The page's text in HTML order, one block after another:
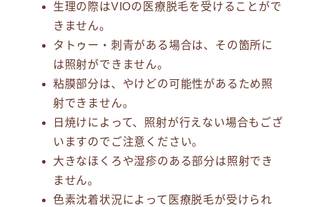
生理の際はVIOの医療脱毛を受けることがで
きません。
タトゥー・刺青がある場合は、その箇所に
は照射ができません。
粘膜部分は、やけどの可能性があるため照
射できません。
日焼けによって、照射が行えない場合もござ
いますのでご注意ください。
大きなほくろや湿疹のある部分は照射でき
ません。
色素沈着状況によって医療脱毛が受けられ